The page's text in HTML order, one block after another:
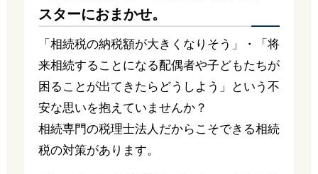
スターにおまかせ。
「相続税の納税額が大きくなりそう」・「将
来相続することになる配偶者や子どもたちが
困ることが出てきたらどうしよう」という不
安な思いを抱えていませんか？
相続専門の税理士法人だからこそできる相続
税の対策があります。